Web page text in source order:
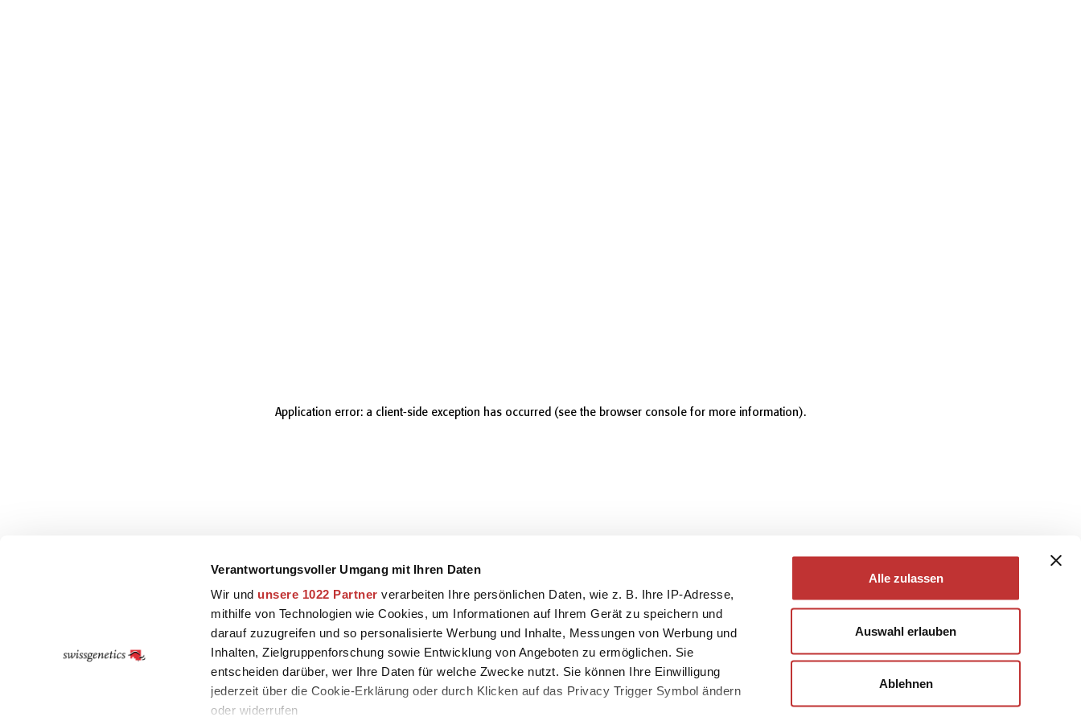
Verantwortungsvoller Umgang mit Ihren Daten
Wir und unsere 1022 Partner verarbeiten Ihre persönlichen Daten, wie z. B. Ihre IP-Adresse,
mithilfe von Technologien wie Cookies, um Informationen auf Ihrem Gerät zu speichern und
darauf zuzugreifen und so personalisierte Werbung und Inhalte, Messungen von Werbung und
Inhalten, Zielgruppenforschung sowie Entwicklung von Angeboten zu ermöglichen. Sie
entscheiden darüber, wer Ihre Daten für welche Zwecke nutzt. Sie können Ihre Einwilligung
jederzeit über die Cookie-Erklärung oder durch Klicken auf das Privacy Trigger Symbol ändern
oder widerrufen
Alle zulassen
Auswahl erlauben
Ablehnen
Application error: a client-side exception has occurred (see the browser console for more information).